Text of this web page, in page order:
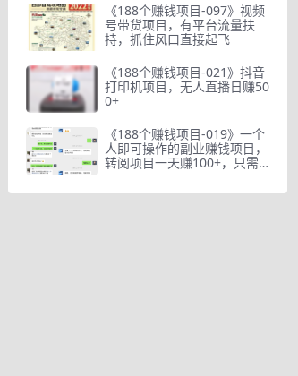
《188个赚钱项目-097》视频
号带货项目，有平台流量扶
持，抓住风口直接起飞
《188个赚钱项目-021》抖音
打印机项目，无人直播日赚50
0+
《188个赚钱项目-019》一个
人即可操作的副业赚钱项目，
转阅项目一天赚100+，只需